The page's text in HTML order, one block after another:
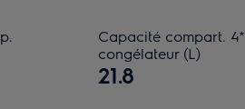
Capacité compart. 4*
congélateur (L)
21.8